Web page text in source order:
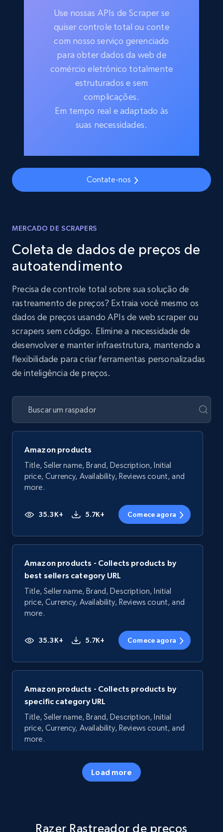
Use nossas APIs de Scraper se
quiser controle total ou conte
com nosso serviço gerenciado
para obter dados da web de
comércio eletrônico totalmente
estruturados e sem
complicações.
Em tempo real e adaptado às
suas necessidades.
Contate-nos
MERCADO DE SCRAPERS
Coleta de dados de preços de
autoatendimento
Precisa de controle total sobre sua solução de
rastreamento de preços? Extraia você mesmo os
dados de preços usando APIs de web scraper ou
scrapers sem código. Elimine a necessidade de
desenvolver e manter infraestrutura, mantendo a
flexibilidade para criar ferramentas personalizadas
de inteligência de preços.
Amazon products
Title, Seller name, Brand, Description, Initial
price, Currency, Availability, Reviews count, and
more.
35.3K+ 5.7K+ Comece agora
Amazon products - Collects products by
best sellers category URL
Title, Seller name, Brand, Description, Initial
price, Currency, Availability, Reviews count, and
more.
35.3K+ 5.7K+ Comece agora
Amazon products - Collects products by
specific category URL
Title, Seller name, Brand, Description, Initial
price, Currency, Availability, Reviews count, and
more.
5.7K+ Comece agora
specific keywords
Load more
Razer Rastreador de preços